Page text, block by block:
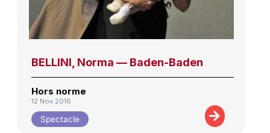
BELLINI, Norma — Baden-Baden
Hors norme
12 Nov 2016
Spectacle